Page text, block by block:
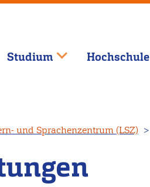
Studium Hochschule
und Sprachenzentrum (LSZ)